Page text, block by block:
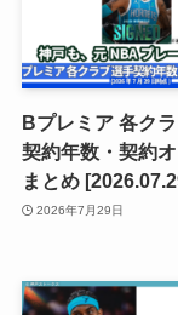
Bプレミア 各ク
契約年数・契約
まとめ
2026年7月29日